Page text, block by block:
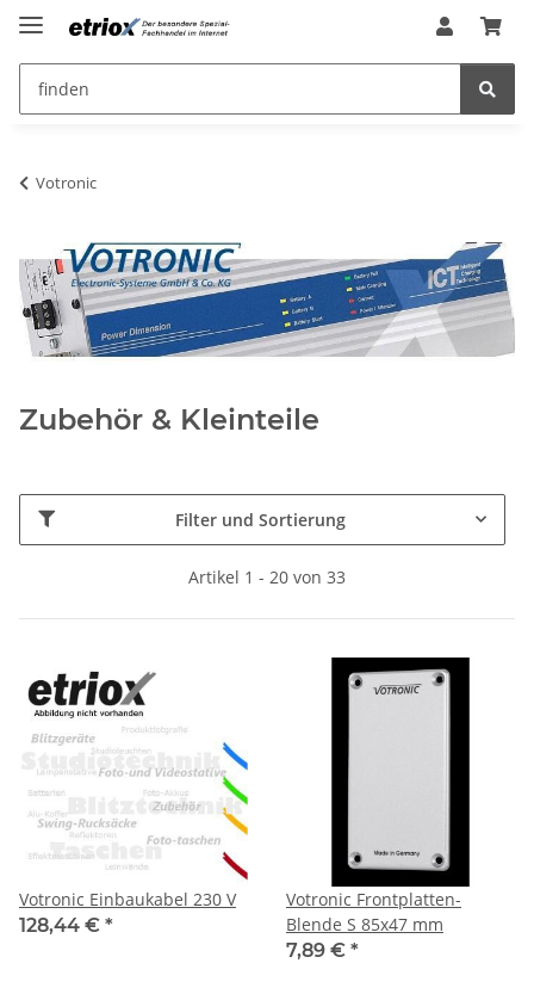
Votronic
Zubehör & Kleinteile
Filter und Sortierung
Artikel 1 - 20 von 33
Votronic Einbaukabel 230 V
128,44 € *
Votronic Frontplatten-
Blende S 85x47 mm
7,89 € *